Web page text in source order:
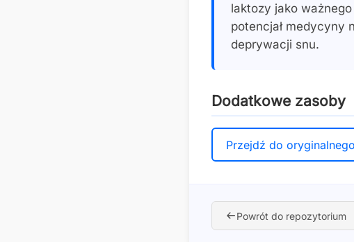
laktozy jako
potencjał medycyny
deprywacji snu.
Dodatkowe zasoby
Przejdź do
Powrót do repozytorium